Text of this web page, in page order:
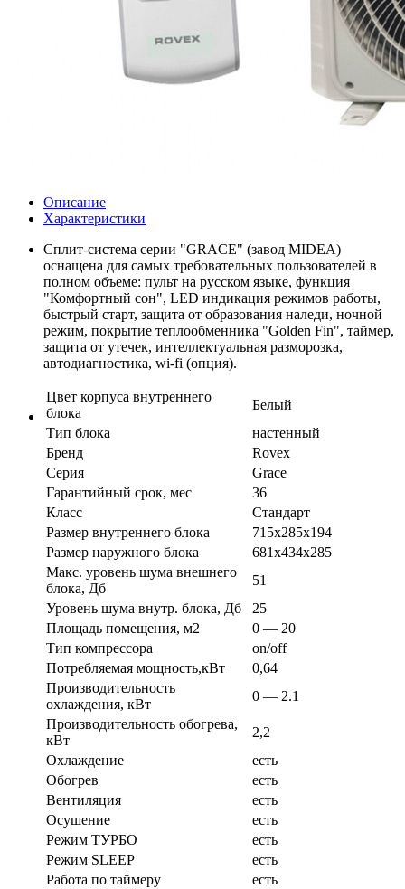
Описание
Характеристики
Сплит-система серии "GRACE" (завод MIDEA)
оснащена для самых требовательных пользователей в
полном объеме: пульт на русском языке, функция
"Комфортный сон", LED индикация режимов работы,
быстрый старт, защита от образования наледи, ночной
режим, покрытие теплообменника "Golden Fin", таймер,
защита от утечек, интеллектуальная разморозка,
автодиагностика, wi-fi (опция).
Цвет корпуса внутреннего
блока
Белый
Тип блока
настенный
Бренд
Rovex
Серия
Grace
Гарантийный срок, мес
36
Класс
Стандарт
Размер внутреннего блока
715х285х194
Размер наружного блока
681х434х285
Макс. уровень шума внешнего
блока, Дб
51
Уровень шума внутр. блока, Дб
25
Площадь помещения, м2
0 — 20
Тип компрессора
on/off
Потребляемая мощность,кВт
0,64
Производительность
охлаждения, кВт
0 — 2.1
Производительность обогрева,
кВт
2,2
Охлаждение
есть
Обогрев
есть
Вентиляция
есть
Осушение
есть
Режим ТУРБО
есть
Режим SLEEP
есть
Работа по таймеру
есть